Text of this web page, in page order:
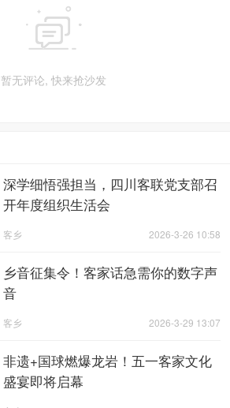

暂无评论, 快来抢沙发
深学细悟强担当，四川客联党支部召
开年度组织生活会
2026-3-26 10:58
客乡
乡音征集令！客家话急需你的数字声
音
2026-3-29 13:07
客乡
非遗+国球燃爆龙岩！五一客家文化
盛宴即将启幕